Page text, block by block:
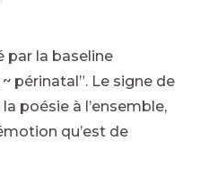
par la baseline
périnatal”. Le signe de
poésie à l’ensemble,
qu’est de